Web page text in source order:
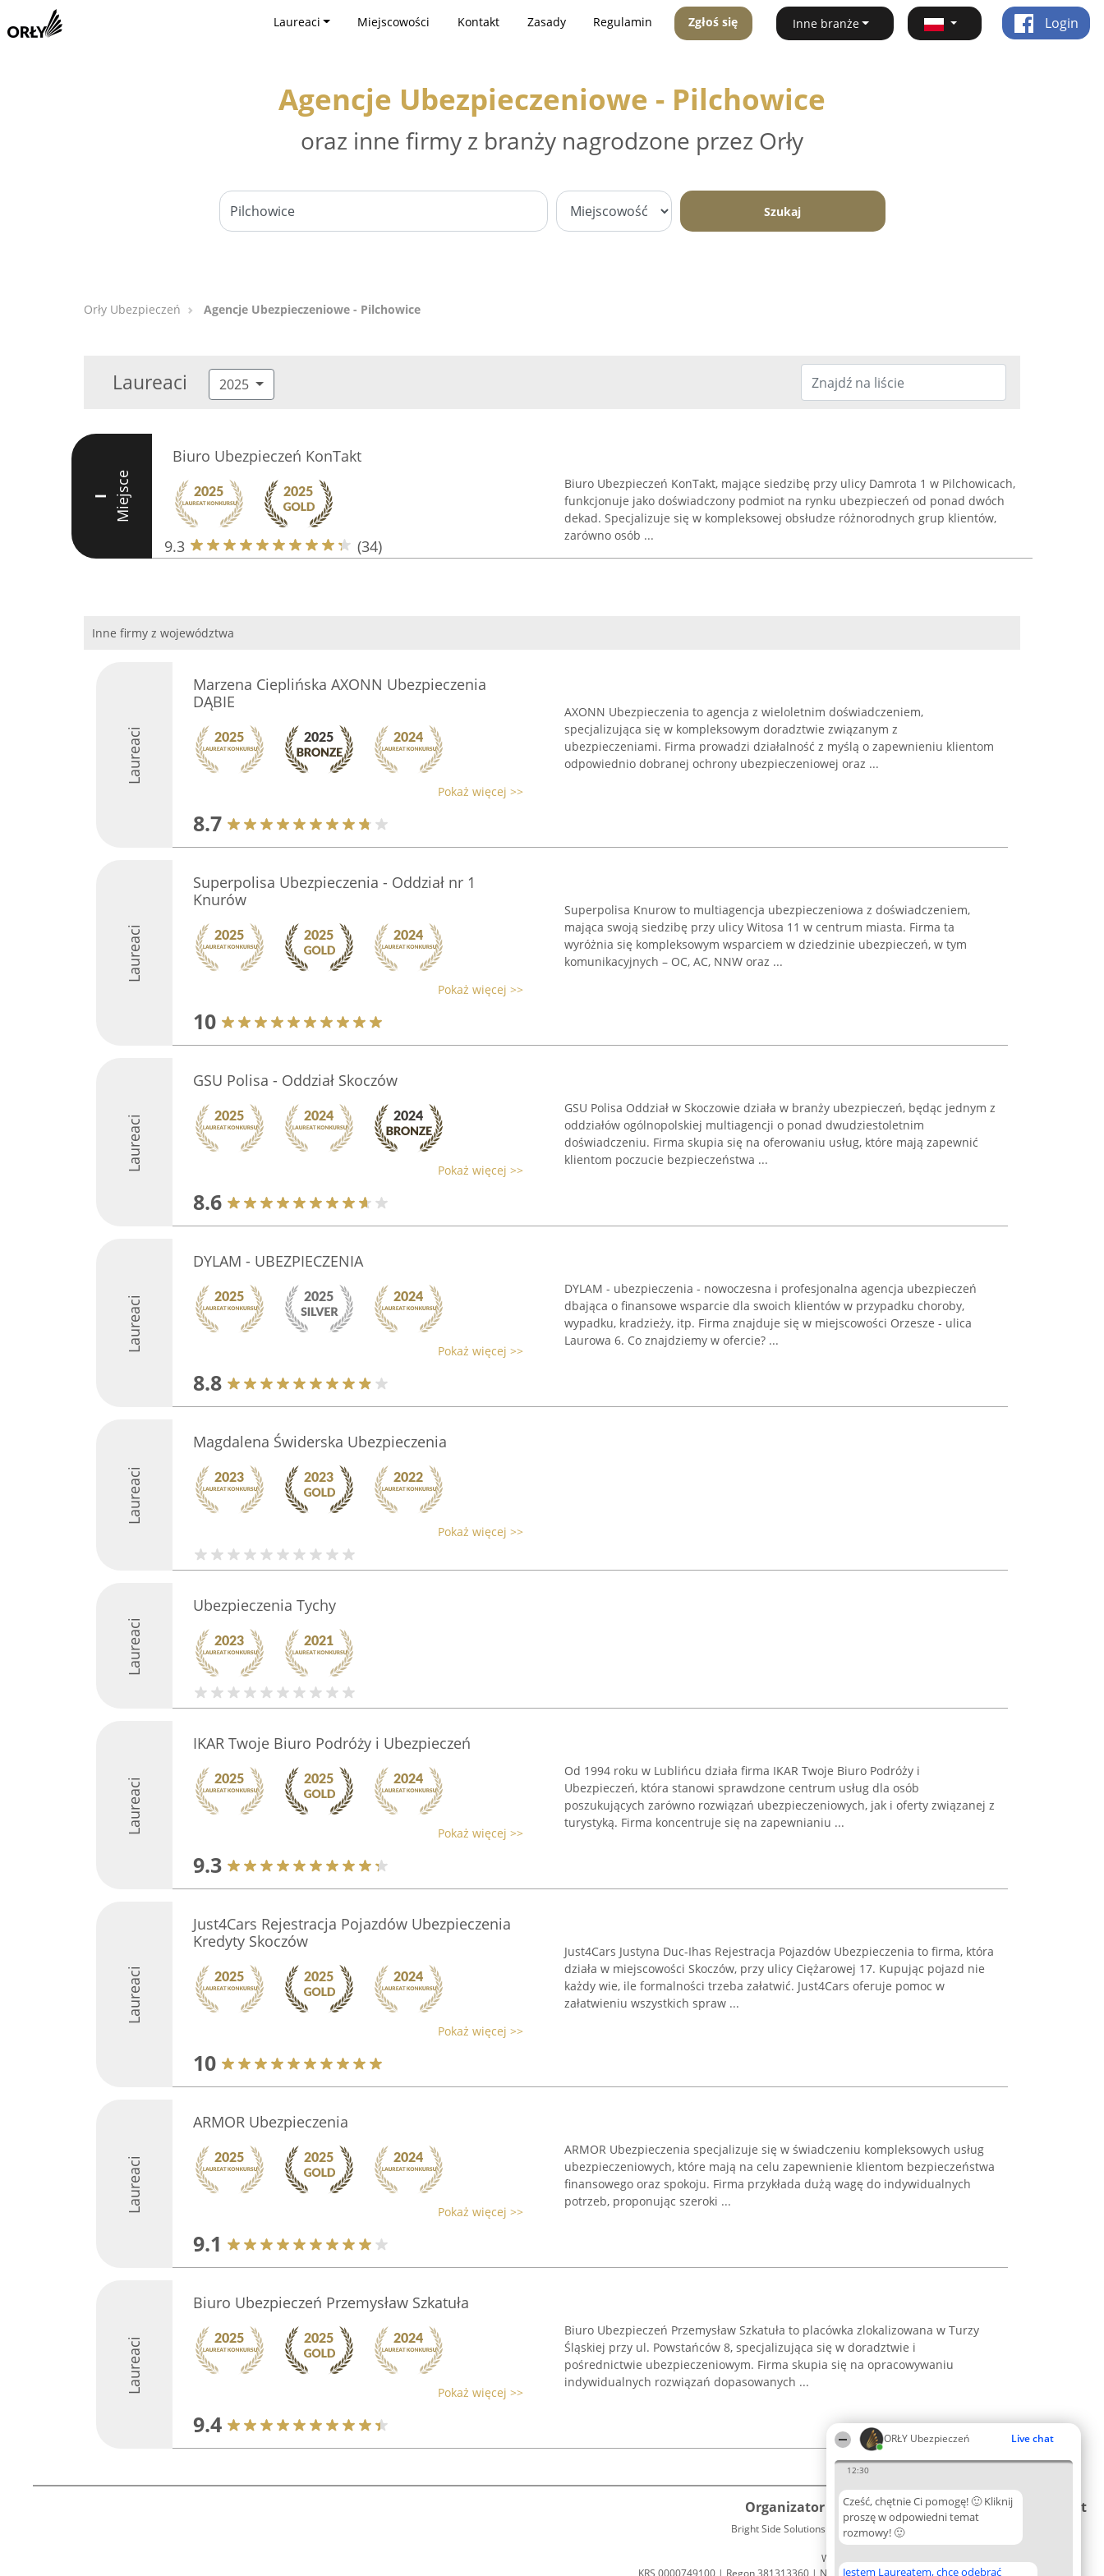
ORŁY Ubezpieczeń Live chat
12:30
Cześć, chętnie Ci pomogę! 🙂 Kliknij
proszę w odpowiedni temat
rozmowy! 🙂
Jestem Laureatem, chcę odebrać
Laureaci Miejscowości Kontakt Zasady Regulamin Zgłoś się Inne branże Login
Agencje Ubezpieczeniowe - Pilchowice
oraz inne firmy z branży nagrodzone przez Orły
Szukaj
Orły Ubezpieczeń Agencje Ubezpieczeniowe - Pilchowice
Laureaci 2025
I Miejsce
Biuro Ubezpieczeń KonTakt
9.3 (34)
Biuro Ubezpieczeń KonTakt, mające siedzibę przy ulicy Damrota 1 w Pilchowicach,
funkcjonuje jako doświadczony podmiot na rynku ubezpieczeń od ponad dwóch
dekad. Specjalizuje się w kompleksowej obsłudze różnorodnych grup klientów,
zarówno osób ...
Inne firmy z województwa
Laureaci
Marzena Cieplińska AXONN Ubezpieczenia
DĄBIE
Pokaż więcej >>
8.7
AXONN Ubezpieczenia to agencja z wieloletnim doświadczeniem,
specjalizująca się w kompleksowym doradztwie związanym z
ubezpieczeniami. Firma prowadzi działalność z myślą o zapewnieniu klientom
odpowiednio dobranej ochrony ubezpieczeniowej oraz ...
Laureaci
Superpolisa Ubezpieczenia - Oddział nr 1
Knurów
Pokaż więcej >>
10
Superpolisa Knurow to multiagencja ubezpieczeniowa z doświadczeniem,
mająca swoją siedzibę przy ulicy Witosa 11 w centrum miasta. Firma ta
wyróżnia się kompleksowym wsparciem w dziedzinie ubezpieczeń, w tym
komunikacyjnych – OC, AC, NNW oraz ...
Laureaci
GSU Polisa - Oddział Skoczów
Pokaż więcej >>
8.6
GSU Polisa Oddział w Skoczowie działa w branży ubezpieczeń, będąc jednym z
oddziałów ogólnopolskiej multiagencji o ponad dwudziestoletnim
doświadczeniu. Firma skupia się na oferowaniu usług, które mają zapewnić
klientom poczucie bezpieczeństwa ...
Laureaci
DYLAM - UBEZPIECZENIA
Pokaż więcej >>
8.8
DYLAM - ubezpieczenia - nowoczesna i profesjonalna agencja ubezpieczeń
dbająca o finansowe wsparcie dla swoich klientów w przypadku choroby,
wypadku, kradzieży, itp. Firma znajduje się w miejscowości Orzesze - ulica
Laurowa 6. Co znajdziemy w ofercie? ...
Laureaci
Magdalena Świderska Ubezpieczenia
Pokaż więcej >>
Laureaci
Ubezpieczenia Tychy
Laureaci
IKAR Twoje Biuro Podróży i Ubezpieczeń
Pokaż więcej >>
9.3
Od 1994 roku w Lublińcu działa firma IKAR Twoje Biuro Podróży i
Ubezpieczeń, która stanowi sprawdzone centrum usług dla osób
poszukujących zarówno rozwiązań ubezpieczeniowych, jak i oferty związanej z
turystyką. Firma koncentruje się na zapewnianiu ...
Laureaci
Just4Cars Rejestracja Pojazdów Ubezpieczenia
Kredyty Skoczów
Pokaż więcej >>
10
Just4Cars Justyna Duc-Ihas Rejestracja Pojazdów Ubezpieczenia to firma, która
działa w miejscowości Skoczów, przy ulicy Ciężarowej 17. Kupując pojazd nie
każdy wie, ile formalności trzeba załatwić. Just4Cars oferuje pomoc w
załatwieniu wszystkich spraw ...
Laureaci
ARMOR Ubezpieczenia
Pokaż więcej >>
9.1
ARMOR Ubezpieczenia specjalizuje się w świadczeniu kompleksowych usług
ubezpieczeniowych, które mają na celu zapewnienie klientom bezpieczeństwa
finansowego oraz spokoju. Firma przykłada dużą wagę do indywidualnych
potrzeb, proponując szeroki ...
Laureaci
Biuro Ubezpieczeń Przemysław Szkatuła
Pokaż więcej >>
9.4
Biuro Ubezpieczeń Przemysław Szkatuła to placówka zlokalizowana w Turzy
Śląskiej przy ul. Powstańców 8, specjalizująca się w doradztwie i
pośrednictwie ubezpieczeniowym. Firma skupia się na opracowywaniu
indywidualnych rozwiązań dopasowanych ...
Organizator plebiscytu
Bright Side Solutions sp. z o. o. sp. k.
ul. Ruska 22
Wrocław 50-079
KRS 0000749100 | Regon 381313360 | NIP 8943132676
Plebiscyt
Lista
Laureatów
Kontakt